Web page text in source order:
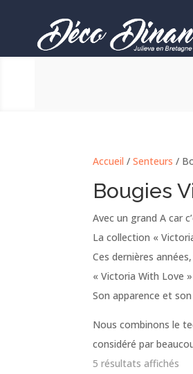
Accueil /Senteurs /
Bougies
Avec un grand A car
La collection «
Ces dernières
« Victoria With Love
Son apparence et
Nous combinons le
considéré par
5 résultats affichés